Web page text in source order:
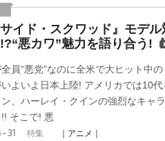
サイド・スクワッド』モデ
悪カワ”魅力を語り合う!
員“悪党”なのに全米で大ヒット中
よいよ日本上陸! アメリカでは10代
、ハーレイ・クインの強烈なキャ
そこで! 悪
31 特集 ｜アニメ｜